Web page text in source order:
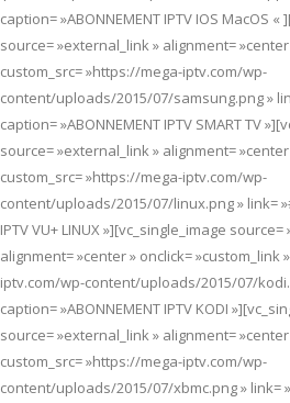
caption= »ABONNEMENT IPTV IOS MacOS
source= »external_link » alignment=
custom_src= »https://mega-iptv.com/wp-
content/uploads/2015/07/samsung.png »
caption= »ABONNEMENT IPTV SMART TV
source= »external_link » alignment=
custom_src= »https://mega-iptv.com/wp-
content/uploads/2015/07/linux.png » link=
IPTV VU+ LINUX »][vc_single_image
alignment= »center » onclick= »custom_link
iptv.com/wp-content/uploads/2015/07/
caption= »ABONNEMENT IPTV KODI
source= »external_link » alignment=
custom_src= »https://mega-iptv.com/wp-
content/uploads/2015/07/xbmc.png » link=